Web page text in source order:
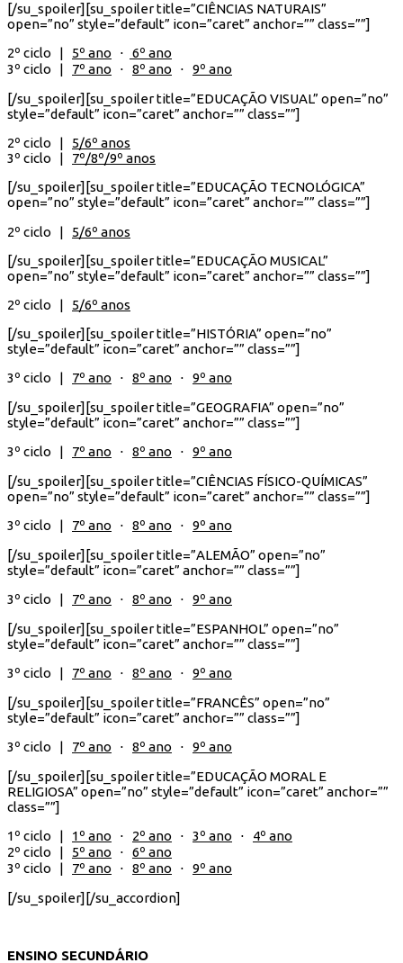
[/su_spoiler][su_spoiler title=”CIÊNCIAS NATURAIS”
open=”no” style=”default” icon=”caret” anchor=”” class=””]
2º ciclo | 5º ano ⋅ 6º ano
3º ciclo | 7º ano ⋅ 8º ano ⋅ 9º ano
[/su_spoiler][su_spoiler title=”EDUCAÇÃO VISUAL” open=”no”
style=”default” icon=”caret” anchor=”” class=””]
2º ciclo | 5/6º anos
3º ciclo | 7º/8º/9º anos
[/su_spoiler][su_spoiler title=”EDUCAÇÃO TECNOLÓGICA”
open=”no” style=”default” icon=”caret” anchor=”” class=””]
2º ciclo | 5/6º anos
[/su_spoiler][su_spoiler title=”EDUCAÇÃO MUSICAL”
open=”no” style=”default” icon=”caret” anchor=”” class=””]
2º ciclo | 5/6º anos
[/su_spoiler][su_spoiler title=”HISTÓRIA” open=”no”
style=”default” icon=”caret” anchor=”” class=””]
3º ciclo | 7º ano ⋅ 8º ano ⋅ 9º ano
[/su_spoiler][su_spoiler title=”GEOGRAFIA” open=”no”
style=”default” icon=”caret” anchor=”” class=””]
3º ciclo | 7º ano ⋅ 8º ano ⋅ 9º ano
[/su_spoiler][su_spoiler title=”CIÊNCIAS FÍSICO-QUÍMICAS”
open=”no” style=”default” icon=”caret” anchor=”” class=””]
3º ciclo | 7º ano ⋅ 8º ano ⋅ 9º ano
[/su_spoiler][su_spoiler title=”ALEMÃO” open=”no”
style=”default” icon=”caret” anchor=”” class=””]
3º ciclo | 7º ano ⋅ 8º ano ⋅ 9º ano
[/su_spoiler][su_spoiler title=”ESPANHOL” open=”no”
style=”default” icon=”caret” anchor=”” class=””]
3º ciclo | 7º ano ⋅ 8º ano ⋅ 9º ano
[/su_spoiler][su_spoiler title=”FRANCÊS” open=”no”
style=”default” icon=”caret” anchor=”” class=””]
3º ciclo | 7º ano ⋅ 8º ano ⋅ 9º ano
[/su_spoiler][su_spoiler title=”EDUCAÇÃO MORAL E
RELIGIOSA” open=”no” style=”default” icon=”caret” anchor=””
class=””]
1º ciclo | 1º ano ⋅ 2º ano ⋅ 3º ano ⋅ 4º ano
2º ciclo | 5º ano ⋅ 6º ano
3º ciclo | 7º ano ⋅ 8º ano ⋅ 9º ano
[/su_spoiler][/su_accordion]
ENSINO SECUNDÁRIO